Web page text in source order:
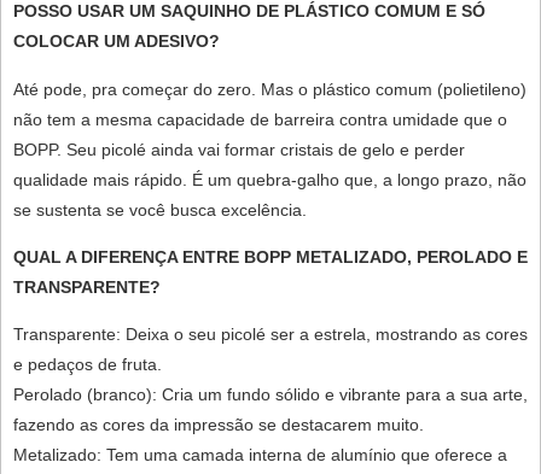
POSSO USAR UM SAQUINHO DE PLÁSTICO COMUM E SÓ
COLOCAR UM ADESIVO?
Até pode, pra começar do zero. Mas o plástico comum (polietileno)
não tem a mesma capacidade de barreira contra umidade que o
BOPP. Seu picolé ainda vai formar cristais de gelo e perder
qualidade mais rápido. É um quebra-galho que, a longo prazo, não
se sustenta se você busca excelência.
QUAL A DIFERENÇA ENTRE BOPP METALIZADO, PEROLADO E
TRANSPARENTE?
Transparente: Deixa o seu picolé ser a estrela, mostrando as cores
e pedaços de fruta.
Perolado (branco): Cria um fundo sólido e vibrante para a sua arte,
fazendo as cores da impressão se destacarem muito.
Metalizado: Tem uma camada interna de alumínio que oferece a